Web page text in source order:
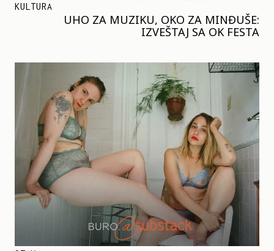
KULTURA
UHO ZA MUZIKU, OKO ZA MINĐUŠE:
IZVEŠTAJ SA OK FESTA